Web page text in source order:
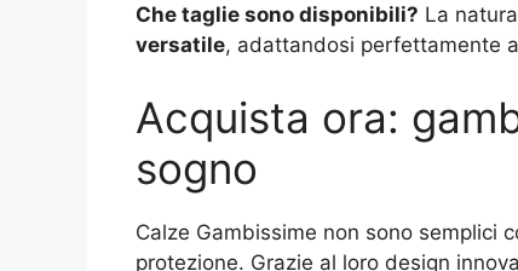
Che taglie sono disponibili? La
versatile, adattandosi perfettamente
Acquista ora:
sogno
Calze Gambissime non sono semplici
protezione. Grazie al loro design